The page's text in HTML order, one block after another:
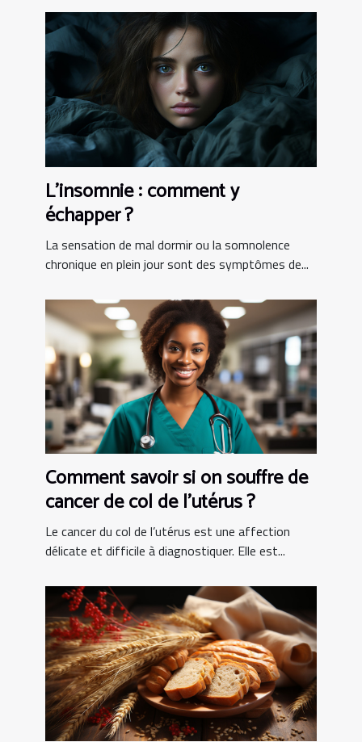
L’insomnie : comment y
échapper ?
La sensation de mal dormir ou la somnolence
chronique en plein jour sont des symptômes de...
Comment savoir si on souffre de
cancer de col de l’utérus ?
Le cancer du col de l’utérus est une affection
délicate et difficile à diagnostiquer. Elle est...